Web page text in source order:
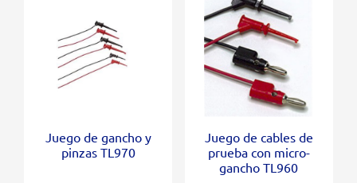
Juego de gancho y
pinzas TL970
Juego de cables de
prueba con micro-
gancho TL960